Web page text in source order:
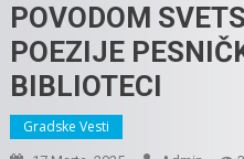
POVODOM
POEZIJE
BIBLIOTECI
Gradske Vesti